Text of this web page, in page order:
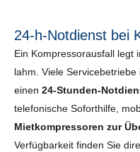
24-h-Notdienst bei
Ein Kompressorausfall legt
lahm. Viele
einen 24-Stunden-
telefonische Soforthilfe,
Mietkompressoren zur
Verfügbarkeit finden Sie